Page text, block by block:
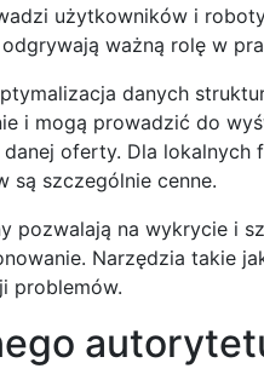
użytkowników i
ważną rolę w
danych
i mogą prowadzić do
oferty. Dla
szczególnie cenne.
pozwalają na wykrycie i
Narzędzia takie
problemów.